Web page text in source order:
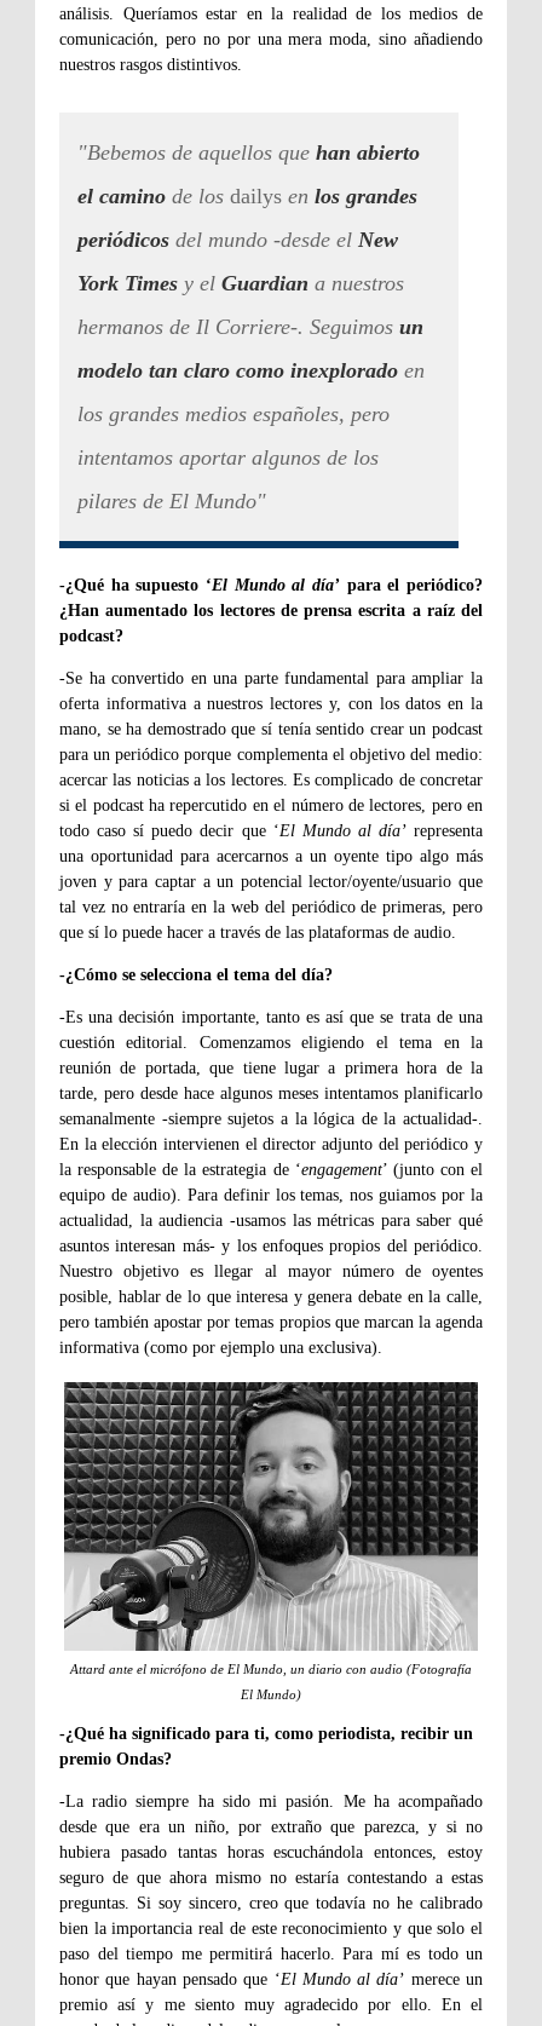
análisis. Queríamos estar en la realidad de los medios de
comunicación, pero no por una mera moda, sino añadiendo
nuestros rasgos distintivos.
"Bebemos de aquellos que han abierto
el camino de los dailys en los grandes
periódicos del mundo -desde el New
York Times y el Guardian a nuestros
hermanos de Il Corriere-. Seguimos un
modelo tan claro como inexplorado en
los grandes medios españoles, pero
intentamos aportar algunos de los
pilares de El Mundo"
-¿Qué ha supuesto ‘El Mundo al día’ para el periódico?
¿Han aumentado los lectores de prensa escrita a raíz del
podcast?
-Se ha convertido en una parte fundamental para ampliar la
oferta informativa a nuestros lectores y, con los datos en la
mano, se ha demostrado que sí tenía sentido crear un podcast
para un periódico porque complementa el objetivo del medio:
acercar las noticias a los lectores. Es complicado de concretar
si el podcast ha repercutido en el número de lectores, pero en
todo caso sí puedo decir que ‘El Mundo al día’representa
una oportunidad para acercarnos a un oyente tipo algo más
joven y para captar a un potencial lector/oyente/usuario que
tal vez no entraría en la web del periódico de primeras, pero
que sí lo puede hacer a través de las plataformas de audio.
-¿Cómo se selecciona el tema del día?
-Es una decisión importante, tanto es así que se trata de una
cuestión editorial. Comenzamos eligiendo el tema en la
reunión de portada, que tiene lugar a primera hora de la
tarde, pero desde hace algunos meses intentamos planificarlo
semanalmente -siempre sujetos a la lógica de la actualidad-.
En la elección intervienen el director adjunto del periódico y
la responsable de la estrategia de ‘engagement’ (junto con el
equipo de audio). Para definir los temas, nos guiamos por la
actualidad, la audiencia -usamos las métricas para saber qué
asuntos interesan más- y los enfoques propios del periódico.
Nuestro objetivo es llegar al mayor número de oyentes
posible, hablar de lo que interesa y genera debate en la calle,
pero también apostar por temas propios que marcan la agenda
informativa (como por ejemplo una exclusiva).
Attard ante el micrófono de El Mundo, un diario con audio (Fotografía
El Mundo)
-¿Qué ha significado para ti, como periodista, recibir un
premio Ondas?
-La radio siempre ha sido mi pasión. Me ha acompañado
desde que era un niño, por extraño que parezca, y si no
hubiera pasado tantas horas escuchándola entonces, estoy
seguro de que ahora mismo no estaría contestando a estas
preguntas. Si soy sincero, creo que todavía no he calibrado
bien la importancia real de este reconocimiento y que solo el
paso del tiempo me permitirá hacerlo. Para mí es todo un
honor que hayan pensado que ‘El Mundo al día’ merece un
premio así y me siento muy agradecido por ello. En el